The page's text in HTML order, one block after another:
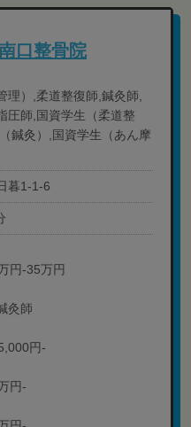
口整骨院
理）,柔道整復師,鍼灸師,
圧師,国資学生（柔道整
鍼灸）,国資学生（あん摩
暮1-1-6
円-35万円
灸師
円-
円-